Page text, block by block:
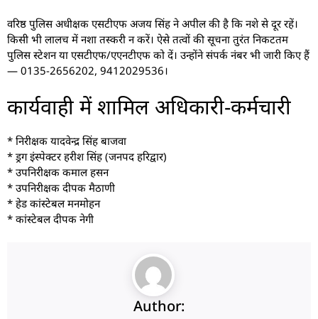
वरिष्ठ पुलिस अधीक्षक एसटीएफ अजय सिंह ने अपील की है कि नशे से दूर रहें।
किसी भी लालच में नशा तस्करी न करें। ऐसे तत्वों की सूचना तुरंत निकटतम
पुलिस स्टेशन या एसटीएफ/एएनटीएफ को दें। उन्होंने संपर्क नंबर भी जारी किए हैं
— 0135-2656202, 9412029536।
कार्यवाही में शामिल अधिकारी-कर्मचारी
* निरीक्षक यादवेन्द्र सिंह बाजवा
* ड्रग इंस्पेक्टर हरीश सिंह (जनपद हरिद्वार)
* उपनिरीक्षक कमाल हसन
* उपनिरीक्षक दीपक मैठाणी
* हेड कांस्टेबल मनमोहन
* कांस्टेबल दीपक नेगी
Author: